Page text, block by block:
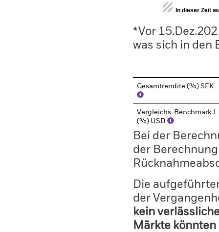
End of interactive chart.
In dieser Zeit
*Vor
was sich in den
Gesamtrendite (%) SEK
Vergleichs-Benchmark 1
(%) USD
Bei der
der
Die
der
kein
Märkte